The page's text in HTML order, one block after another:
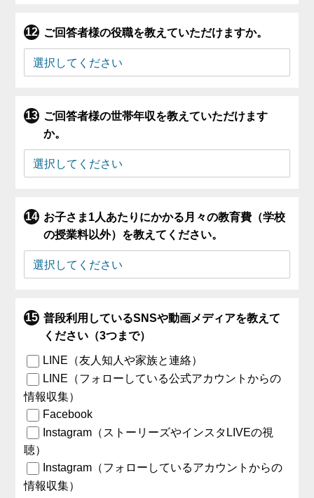
ご回答者様の役職を教えていただけますか。
ご回答者様の世帯年収を教えていただけます
か。
お子さま1人あたりにかかる月々の教育費（学校
の授業料以外）を教えてください。
普段利用しているSNSや動画メディアを教えて
ください（3つまで）
LINE（友人知人や家族と連絡）
LINE（フォローしている公式アカウントからの
情報収集）
Facebook
Instagram（ストーリーズやインスタLIVEの視
聴）
Instagram（フォローしているアカウントからの
情報収集）